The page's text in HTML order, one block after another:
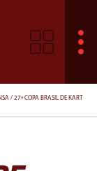
/ 27ª COPA BRASIL DE KART